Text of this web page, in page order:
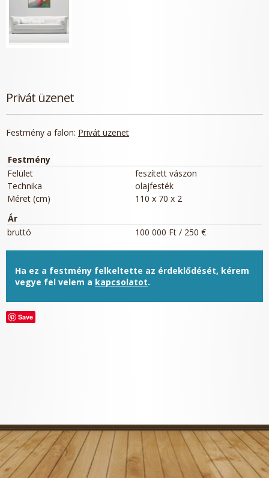
Privát üzenet
Festmény a falon: Privát üzenet
Festmény
Felület
feszített vászon
Technika
olajfesték
Méret (cm)
110 x 70 x 2
Ár
bruttó
100 000 Ft / 250 €
Ha ez a festmény felkeltette az érdeklődését, kérem
vegye fel velem a kapcsolatot.
Save